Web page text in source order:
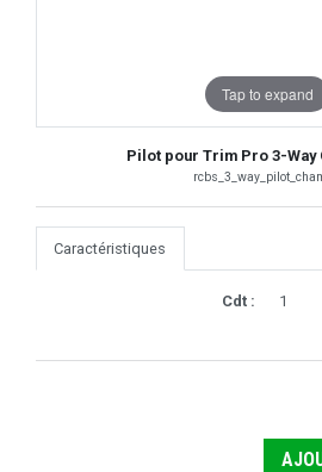
Tap to expand
Pilot pour Trim Pro 3-Way
Caractéristiques
Cdt : 1